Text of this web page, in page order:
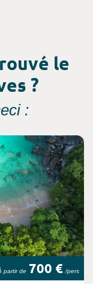
le
?
:
partir de 700 € /pers